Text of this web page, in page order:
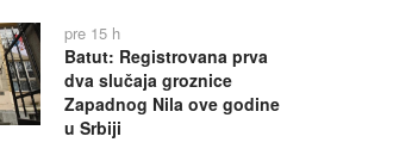
pre 15 h
Batut: Registrovana prva
dva slučaja groznice
Zapadnog Nila ove godine
u Srbiji